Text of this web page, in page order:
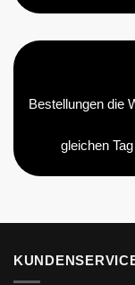
Bestellungen die
gleichen